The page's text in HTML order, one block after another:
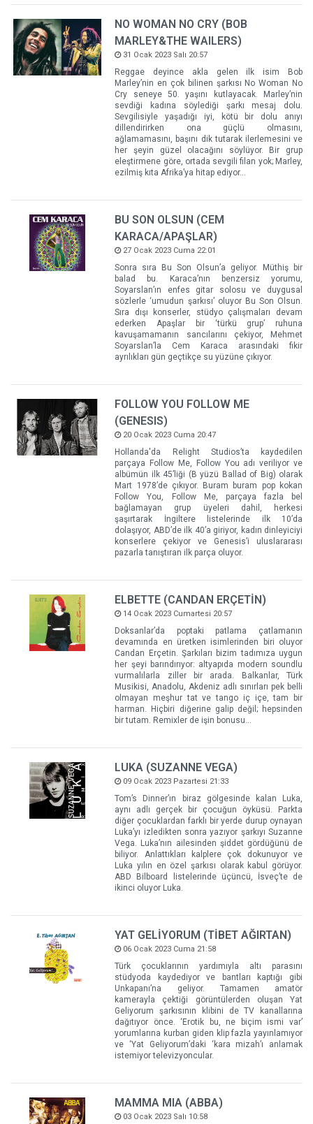
NO WOMAN NO CRY (BOB
MARLEY&THE WAILERS)
31 Ocak 2023 Salı 20:57
Reggae deyince akla gelen ilk isim Bob
Marley’nin en çok bilinen şarkısı No Woman No
Cry seneye 50. yaşını kutlayacak. Marley’nin
sevdiği kadına söylediği şarkı mesaj dolu.
Sevgilisiyle yaşadığı iyi, kötü bir dolu anıyı
dillendirirken ona güçlü olmasını,
ağlamamasını, başını dik tutarak ilerlemesini ve
her şeyin güzel olacağını söylüyor. Bir grup
eleştirmene göre, ortada sevgili filan yok; Marley,
ezilmiş kıta Afrika’ya hitap ediyor…
BU SON OLSUN (CEM
KARACA/APAŞLAR)
27 Ocak 2023 Cuma 22:01
Sonra sıra Bu Son Olsun’a geliyor. Müthiş bir
balad bu. Karaca’nın benzersiz yorumu,
Soyarslan’ın enfes gitar solosu ve duygusal
sözlerle ‘umudun şarkısı’ oluyor Bu Son Olsun.
Sıra dışı konserler, stüdyo çalışmaları devam
ederken Apaşlar bir ‘türkü grup’ ruhuna
kavuşamamanın sancılarını çekiyor, Mehmet
Soyarslan’la Cem Karaca arasındaki fikir
ayrılıkları gün geçtikçe su yüzüne çıkıyor.
FOLLOW YOU FOLLOW ME
(GENESIS)
20 Ocak 2023 Cuma 20:47
Hollanda'da Relight Studios’ta kaydedilen
parçaya Follow Me, Follow You adı veriliyor ve
albümün ilk 45’liği (B yüzü Ballad of Big) olarak
Mart 1978’de çıkıyor. Buram buram pop kokan
Follow You, Follow Me, parçaya fazla bel
bağlamayan grup üyeleri dahil, herkesi
şaşırtarak İngiltere listelerinde ilk 10’da
dolaşıyor, ABD’de ilk 40’a giriyor, kadın dinleyiciyi
konserlere çekiyor ve Genesis’i uluslararası
pazarla tanıştıran ilk parça oluyor.
ELBETTE (CANDAN ERÇETİN)
14 Ocak 2023 Cumartesi 20:57
Doksanlar’da poptaki patlama çatlamanın
devamında en üretken isimlerinden biri oluyor
Candan Erçetin. Şarkıları bizim tadımıza uygun
her şeyi barındırıyor: altyapıda modern soundlu
vurmalılarla ziller bir arada. Balkanlar, Türk
Musikisi, Anadolu, Akdeniz adlı sınırları pek belli
olmayan meşhur tat ve tango iç içe, tam bir
harman. Hiçbiri diğerine galip değil; hepsinden
bir tutam. Remixler de işin bonusu…
LUKA (SUZANNE VEGA)
09 Ocak 2023 Pazartesi 21:33
Tom’s Dinner’ın biraz gölgesinde kalan Luka,
aynı adlı gerçek bir çocuğun öyküsü. Parkta
diğer çocuklardan farklı bir yerde durup oynayan
Luka’yı izledikten sonra yazıyor şarkıyı Suzanne
Vega. Luka’nın ailesinden şiddet gördüğünü de
biliyor. Anlattıkları kalplere çok dokunuyor ve
Luka yılın en özel şarkısı olarak kabul görüyor.
ABD Bilboard listelerinde üçüncü, İsveç’te de
ikinci oluyor Luka.
YAT GELİYORUM (TİBET AĞIRTAN)
06 Ocak 2023 Cuma 21:58
Türk çocuklarının yardımıyla altı parasını
stüdyoda kaydediyor ve bantları kaptığı gibi
Unkapanı’na geliyor. Tamamen amatör
kamerayla çektiği görüntülerden oluşan Yat
Geliyorum şarkısının klibini de TV kanallarına
dağıtıyor önce. ‘Erotik bu, ne biçim ismi var’
yorumlarına kurban giden klip fazla yayınlamıyor
ve ‘Yat Geliyorum’daki ‘kara mizah’ı anlamak
istemiyor televizyoncular.
MAMMA MIA (ABBA)
03 Ocak 2023 Salı 10:58